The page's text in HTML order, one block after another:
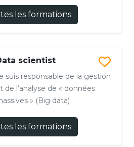
les formations
scientist
suis responsable de la gestion
de l’analyse de « données
» (Big data)
les formations